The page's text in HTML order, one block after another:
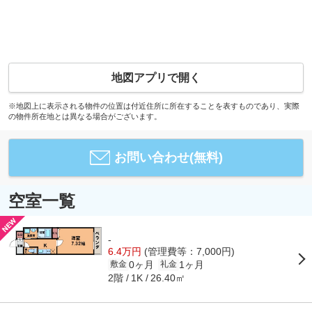
地図アプリで開く
※地図上に表示される物件の位置は付近住所に所在することを表すものであり、実際
の物件所在地とは異なる場合がございます。
お問い合わせ(無料)
空室一覧
-
6.4万円 (管理費等：7,000円)
敷金 0ヶ月 礼金 1ヶ月
2階 1K 26.40㎡